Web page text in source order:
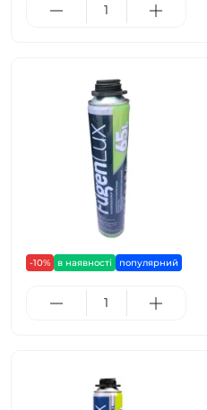
-10% в наявності популярний